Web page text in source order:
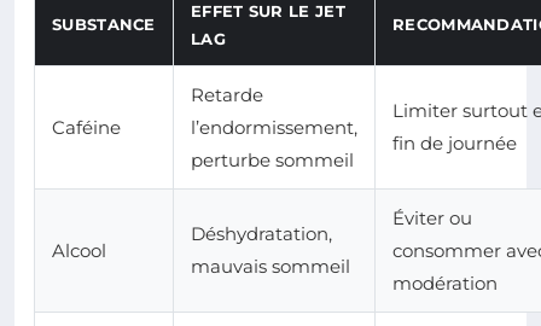
SUBSTANCE
EFFET SUR LE JET
LAG
Caféine
Retarde
l’endormissement,
perturbe sommeil
Limiter surtout
fin de journée
Alcool
Déshydratation,
mauvais sommeil
Éviter ou
consommer
modération